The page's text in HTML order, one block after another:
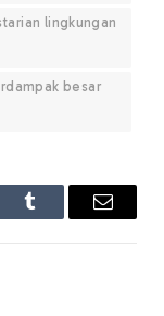
lingkungan
besar
Tumblr Email